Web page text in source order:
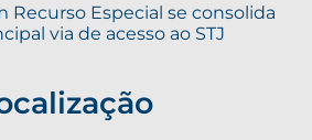
Recurso Especial se consolida
via de acesso ao STJ